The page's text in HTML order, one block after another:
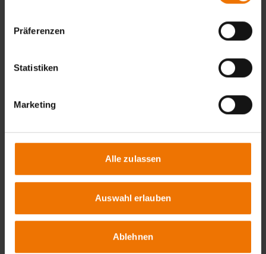
Präferenzen
Statistiken
Marketing
Alle zulassen
Auswahl erlauben
Ablehnen
14.12.2026
Zurück
Noch keine Auswahl getroffen